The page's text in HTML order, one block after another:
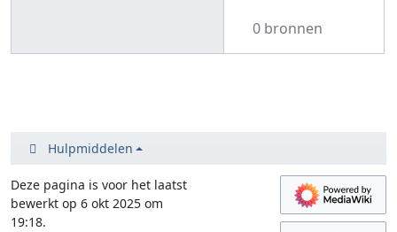
0 bronnen
Hulpmiddelen
Deze pagina is voor het laatst
bewerkt op 6 okt 2025 om
19:18.